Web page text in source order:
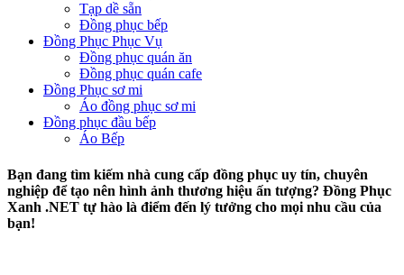
Tạp dề sẵn
Đồng phục bếp
Đồng Phục Phục Vụ
Đồng phục quán ăn
Đồng phục quán cafe
Đồng Phục sơ mi
Áo đồng phục sơ mi
Đồng phục đầu bếp
Áo Bếp
Bạn đang tìm kiếm nhà cung cấp đồng phục uy tín, chuyên
nghiệp để tạo nên hình ảnh thương hiệu ấn tượng? Đồng Phục
Xanh .NET tự hào là điểm đến lý tưởng cho mọi nhu cầu của
bạn!